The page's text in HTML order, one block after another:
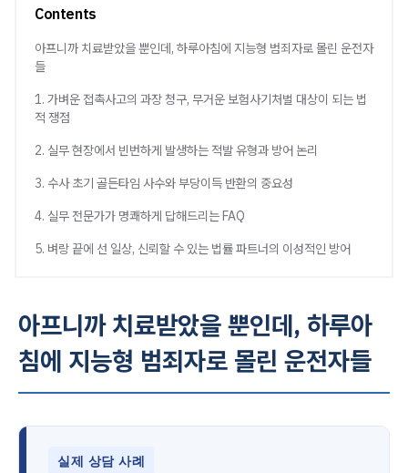
Contents
아프니까 치료받았을 뿐인데, 하루아침에 지능형 범죄자로 몰린 운전자
들
1. 가벼운 접촉사고의 과장 청구, 무거운 보험사기처벌 대상이 되는 법
적 쟁점
2. 실무 현장에서 빈번하게 발생하는 적발 유형과 방어 논리
3. 수사 초기 골든타임 사수와 부당이득 반환의 중요성
4. 실무 전문가가 명쾌하게 답해드리는 FAQ
5. 벼랑 끝에 선 일상, 신뢰할 수 있는 법률 파트너의 이성적인 방어
아프니까 치료받았을 뿐인데, 하루아
침에 지능형 범죄자로 몰린 운전자들
실제 상담 사례